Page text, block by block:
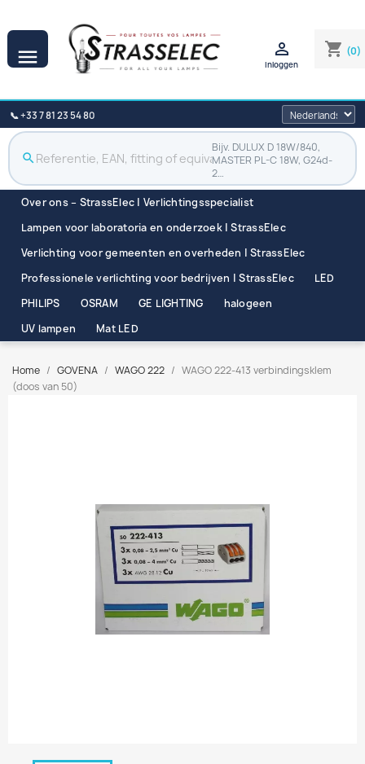
 shopping_cart (0)

Inloggen
📞 +33 7 81 23 54 80
search
Bijv. DULUX D 18W/840,
MASTER PL-C 18W, G24d-
2…
Over ons – StrassElec | Verlichtingsspecialist
Lampen voor laboratoria en onderzoek | StrassElec
Verlichting voor gemeenten en overheden | StrassElec
Professionele verlichting voor bedrijven | StrassElec
LED
PHILIPS
OSRAM GE LIGHTING
halogeen
UV lampen
Mat LED
Home GOVENA WAGO 222
WAGO 222-413 verbindingsklem
(doos van 50)